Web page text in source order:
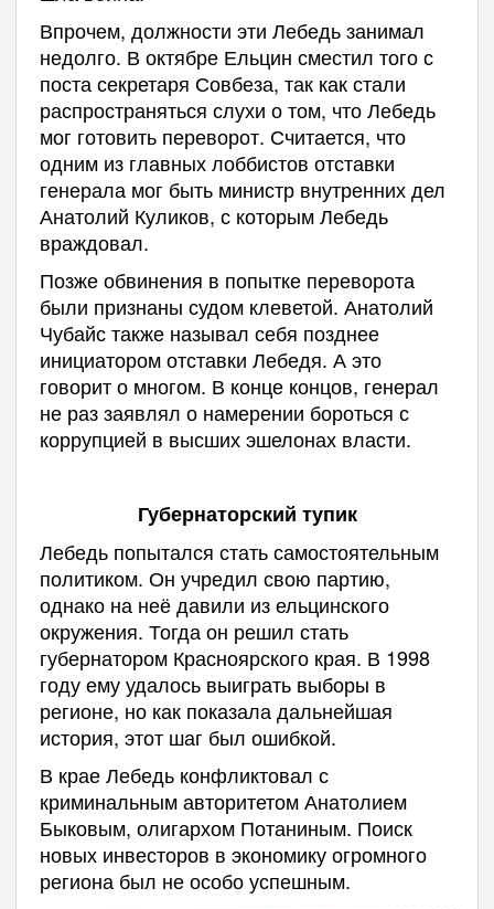
Впрочем, должности эти Лебедь занимал
недолго. В октябре Ельцин сместил того с
поста секретаря Совбеза, так как стали
распространяться слухи о том, что Лебедь
мог готовить переворот. Считается, что
одним из главных лоббистов отставки
генерала мог быть министр внутренних дел
Анатолий Куликов, с которым Лебедь
враждовал.
Позже обвинения в попытке переворота
были признаны судом клеветой. Анатолий
Чубайс также называл себя позднее
инициатором отставки Лебедя. А это
говорит о многом. В конце концов, генерал
не раз заявлял о намерении бороться с
коррупцией в высших эшелонах власти.
Губернаторский тупик
Лебедь попытался стать самостоятельным
политиком. Он учредил свою партию,
однако на неё давили из ельцинского
окружения. Тогда он решил стать
губернатором Красноярского края. В 1998
году ему удалось выиграть выборы в
регионе, но как показала дальнейшая
история, этот шаг был ошибкой.
В крае Лебедь конфликтовал с
криминальным авторитетом Анатолием
Быковым, олигархом Потаниным. Поиск
новых инвесторов в экономику огромного
региона был не особо успешным.